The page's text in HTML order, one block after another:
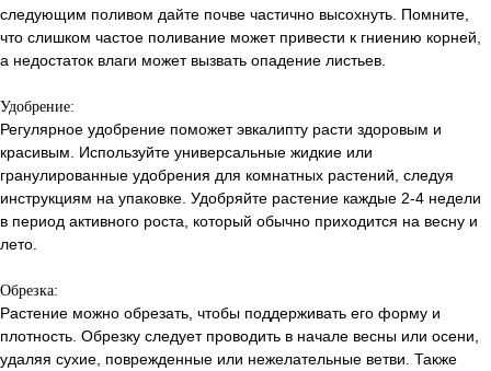
следующим поливом дайте почве частично высохнуть. Помните,
что слишком частое поливание может привести к гниению корней,
а недостаток влаги может вызвать опадение листьев.
Удобрение:
Регулярное удобрение поможет эвкалипту расти здоровым и
красивым. Используйте универсальные жидкие или
гранулированные удобрения для комнатных растений, следуя
инструкциям на упаковке. Удобряйте растение каждые 2-4 недели
в период активного роста, который обычно приходится на весну и
лето.
Обрезка:
Растение можно обрезать, чтобы поддерживать его форму и
плотность. Обрезку следует проводить в начале весны или осени,
удаляя сухие, поврежденные или нежелательные ветви. Также